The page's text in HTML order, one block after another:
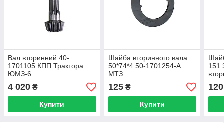
Вал вторинний 40-
1701105 КПП Трактора
ЮМЗ-6
4 020 ₴
Купити
Шайба вторинного вала
50*74*4 50-1701254-А
МТЗ
125₴
Купити
Т-
120